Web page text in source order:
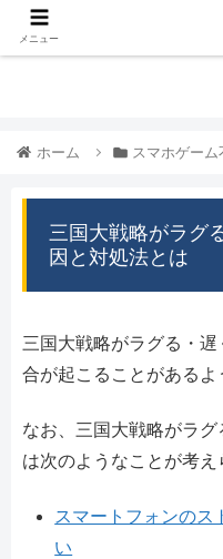
ホーム スマホゲー
三国大戦略がラグ
因と対処法とは
三国大戦略がラグる・
合が起こることがあるよ
なお、三国大戦略がラ
は次のようなことが考え
スマートフォンのス
い
メニュー